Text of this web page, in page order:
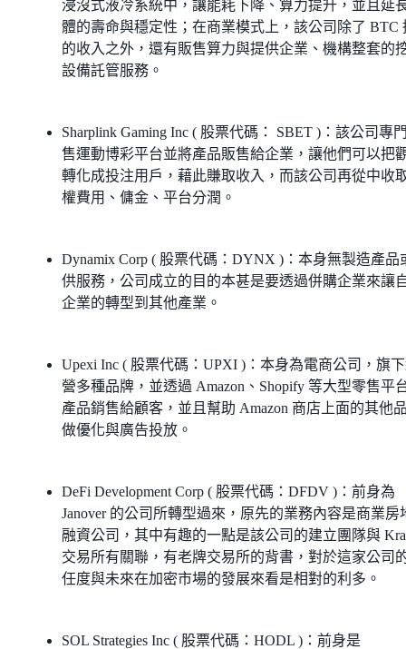
浸沒式液冷系統中，讓能耗下降、算力提升，並且延
體的壽命與穩定性；在商業模式上，該公司除了 BTC
的收入之外，還有販售算力與提供企業、機構整套的
設備託管服務。
Sharplink Gaming Inc ( 股票代碼： SBET )：該公司專
售運動博彩平台並將產品販售給企業，讓他們可以把
轉化成投注用戶，藉此賺取收入，而該公司再從中收
權費用、傭金、平台分潤。
Dynamix Corp ( 股票代碼：DYNX )：本身無製造產品
供服務，公司成立的目的本甚是要透過併購企業來讓
企業的轉型到其他產業。
Upexi Inc ( 股票代碼：UPXI )：本身為電商公司，旗
營多種品牌，並透過 Amazon、Shopify 等大型零售平
產品銷售給顧客，並且幫助 Amazon 商店上面的其他
做優化與廣告投放。
DeFi Development Corp ( 股票代碼：DFDV )：前身為
Janover 的公司所轉型過來，原先的業務內容是商業房
融資公司，其中有趣的一點是該公司的建立團隊與
交易所有關聯，有老牌交易所的背書，對於這家公司
任度與未來在加密市場的發展來看是相對的利多。
SOL Strategies Inc ( 股票代碼：HODL )：前身是